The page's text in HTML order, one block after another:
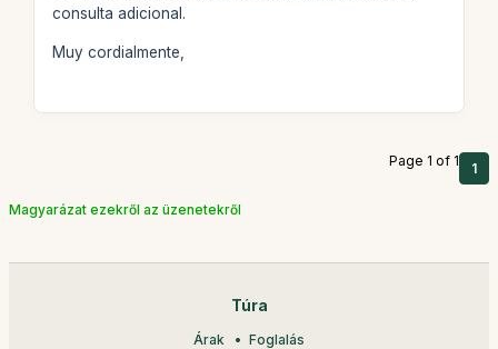
consulta adicional.
Muy cordialmente,
Page 1 of 1 1
Magyarázat ezekről az üzenetekről
Túra
Árak Foglalás